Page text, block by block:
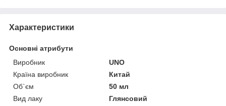
Характеристики
Основні атрибути
Виробник
UNO
Країна виробник
Китай
Об`єм
50 мл
Вид лаку
Глянсовий